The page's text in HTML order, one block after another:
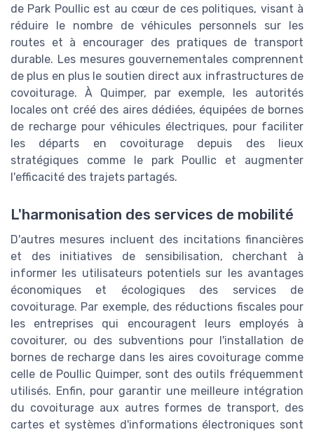
de Park Poullic est au cœur de ces politiques, visant à
réduire le nombre de véhicules personnels sur les
routes et à encourager des pratiques de transport
durable. Les mesures gouvernementales comprennent
de plus en plus le soutien direct aux infrastructures de
covoiturage. À Quimper, par exemple, les autorités
locales ont créé des aires dédiées, équipées de bornes
de recharge pour véhicules électriques, pour faciliter
les départs en covoiturage depuis des lieux
stratégiques comme le park Poullic et augmenter
l'efficacité des trajets partagés.
L'harmonisation des services de mobilité
D'autres mesures incluent des incitations financières
et des initiatives de sensibilisation, cherchant à
informer les utilisateurs potentiels sur les avantages
économiques et écologiques des services de
covoiturage. Par exemple, des réductions fiscales pour
les entreprises qui encouragent leurs employés à
covoiturer, ou des subventions pour l'installation de
bornes de recharge dans les aires covoiturage comme
celle de Poullic Quimper, sont des outils fréquemment
utilisés. Enfin, pour garantir une meilleure intégration
du covoiturage aux autres formes de transport, des
cartes et systèmes d'informations électroniques sont